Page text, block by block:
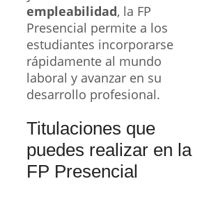
empleabilidad, la FP
Presencial permite a los
estudiantes incorporarse
rápidamente al mundo
laboral y avanzar en su
desarrollo profesional.
Titulaciones que
puedes realizar en la
FP Presencial